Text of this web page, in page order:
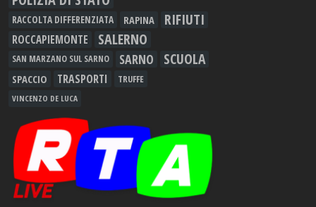
RACCOLTA DIFFERENZIATA RAPINA RIFIUTI
ROCCAPIEMONTE SALERNO
SAN MARZANO SUL SARNO SARNO SCUOLA
SPACCIO TRASPORTI TRUFFE
VINCENZO DE LUCA